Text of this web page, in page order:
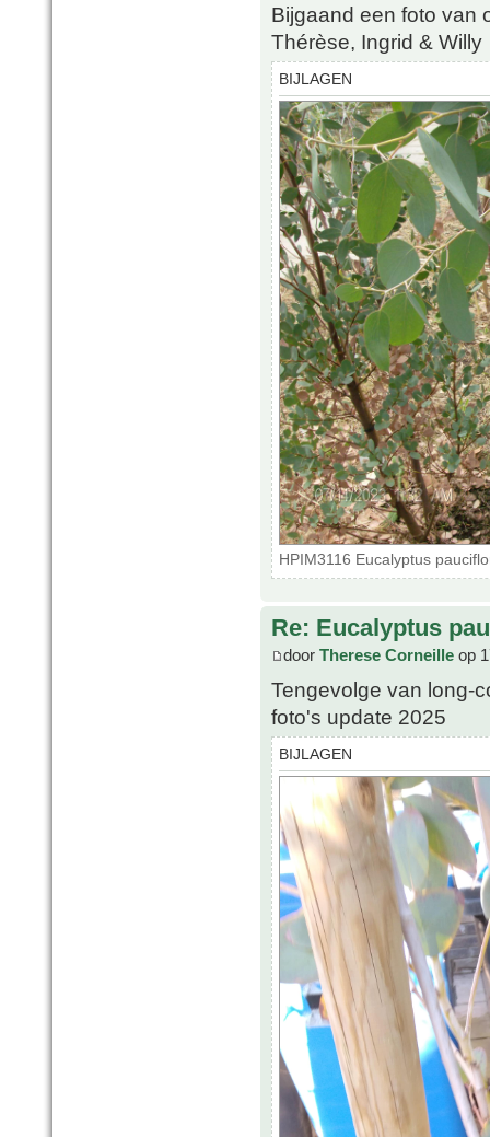
Bijgaand een foto van
Thérèse, Ingrid & Willy
BIJLAGEN
HPIM3116 Eucalyptus
Re: Eucalyptus
door Therese Corneille op
Tengevolge van long-
foto's update 2025
BIJLAGEN